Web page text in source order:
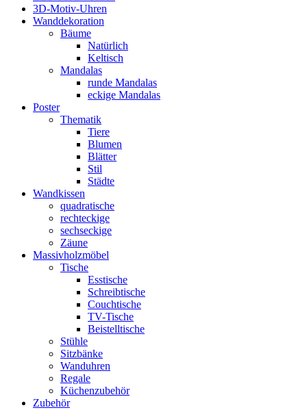
3D-Motiv-Uhren
Wanddekoration
Bäume
Natürlich
Keltisch
Mandalas
runde Mandalas
eckige Mandalas
Poster
Thematik
Tiere
Blumen
Blätter
Stil
Städte
Wandkissen
quadratische
rechteckige
sechseckige
Zäune
Massivholzmöbel
Tische
Esstische
Schreibtische
Couchtische
TV-Tische
Beistelltische
Stühle
Sitzbänke
Wanduhren
Regale
Küchenzubehör
Zubehör